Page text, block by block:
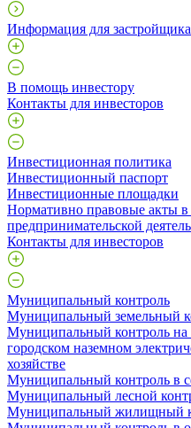
Информация для застройщика
В помощь инвестору
Контакты для инвесторов
Инвестиционная политика
Инвестиционный паспорт
Инвестиционные площадки
Нормативно правовые акты
предпринимательской
Контакты для инвесторов
Муниципальный контроль
Муниципальный земельный
Муниципальный контроль на
городском наземном
хозяйстве
Муниципальный контроль в
Муниципальный лесной
Муниципальный жилищный